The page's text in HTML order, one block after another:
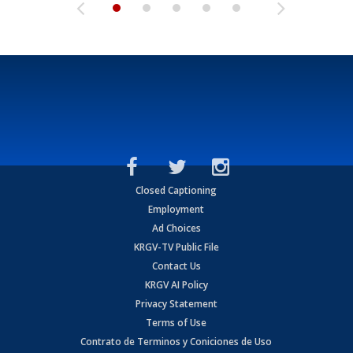
Closed Captioning
Employment
Ad Choices
KRGV-TV Public File
Contact Us
KRGV AI Policy
Privacy Statement
Terms of Use
Contrato de Terminos y Coniciones de Uso